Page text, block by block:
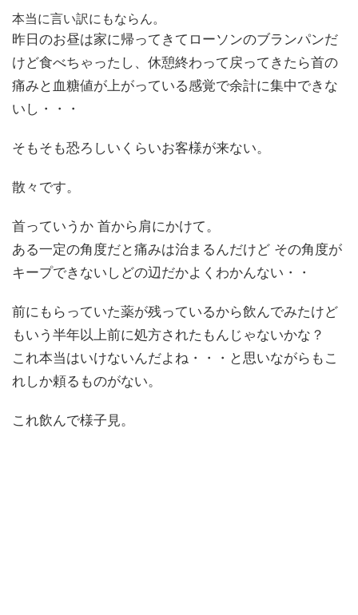
本当に言い訳にもならん。
昨日のお昼は家に帰ってきてローソンのブランパンだ
けど食べちゃったし、休憩終わって戻ってきたら首の
痛みと血糖値が上がっている感覚で余計に集中できな
いし・・・
そもそも恐ろしいくらいお客様が来ない。
散々です。
首っていうか 首から肩にかけて。
ある一定の角度だと痛みは治まるんだけど その角度が
キープできないしどの辺だかよくわかんない・・
前にもらっていた薬が残っているから飲んでみたけど
もいう半年以上前に処方されたもんじゃないかな？
これ本当はいけないんだよね・・・と思いながらもこ
れしか頼るものがない。
これ飲んで様子見。